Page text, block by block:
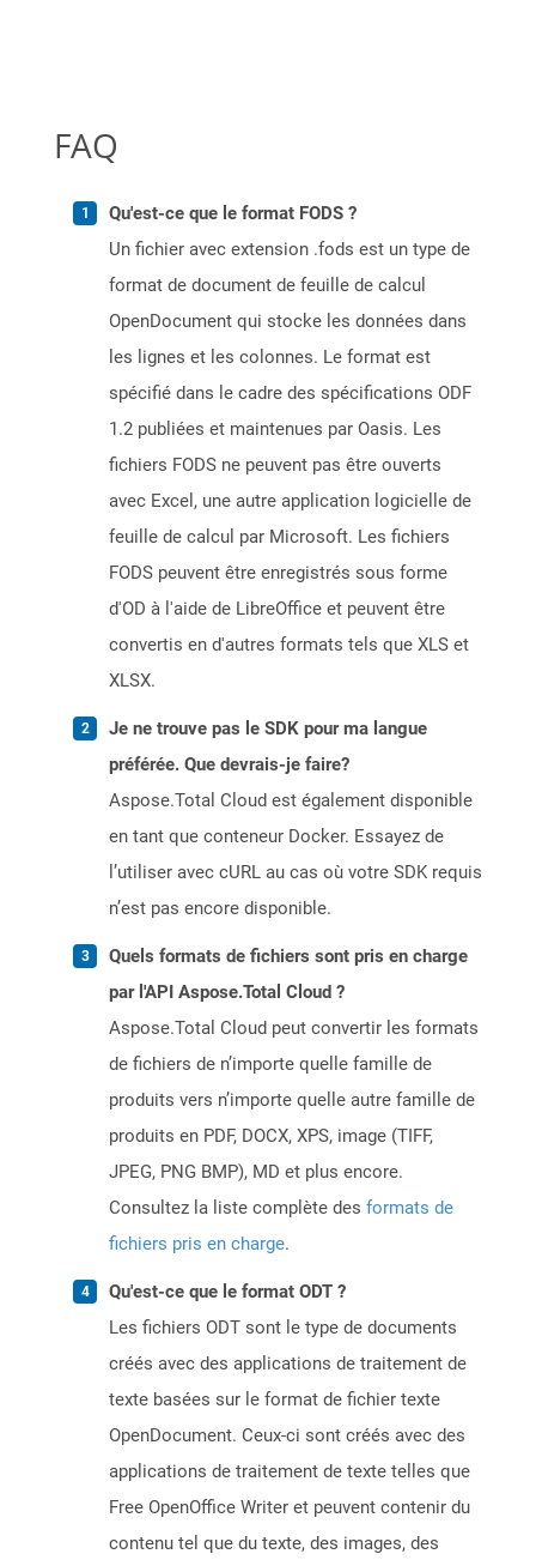
FAQ
Qu'est-ce que le format FODS ?
Un fichier avec extension .fods est un type de
format de document de feuille de calcul
OpenDocument qui stocke les données dans
les lignes et les colonnes. Le format est
spécifié dans le cadre des spécifications ODF
1.2 publiées et maintenues par Oasis. Les
fichiers FODS ne peuvent pas être ouverts
avec Excel, une autre application logicielle de
feuille de calcul par Microsoft. Les fichiers
FODS peuvent être enregistrés sous forme
d'OD à l'aide de LibreOffice et peuvent être
convertis en d'autres formats tels que XLS et
XLSX.
Je ne trouve pas le SDK pour ma langue
préférée. Que devrais-je faire?
Aspose.Total Cloud est également disponible
en tant que conteneur Docker. Essayez de
l’utiliser avec cURL au cas où votre SDK requis
n’est pas encore disponible.
Quels formats de fichiers sont pris en charge
par l'API Aspose.Total Cloud ?
Aspose.Total Cloud peut convertir les formats
de fichiers de n’importe quelle famille de
produits vers n’importe quelle autre famille de
produits en PDF, DOCX, XPS, image (TIFF,
JPEG, PNG BMP), MD et plus encore.
Consultez la liste complète des formats de
fichiers pris en charge.
Qu'est-ce que le format ODT ?
Les fichiers ODT sont le type de documents
créés avec des applications de traitement de
texte basées sur le format de fichier texte
OpenDocument. Ceux-ci sont créés avec des
applications de traitement de texte telles que
Free OpenOffice Writer et peuvent contenir du
contenu tel que du texte, des images, des